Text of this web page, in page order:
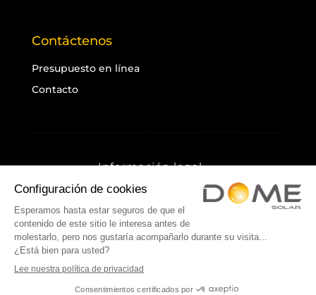
Contáctenos
Presupuesto en línea
Contacto
Información legal
Política de privacidad
Cookies
Mapa del sitio